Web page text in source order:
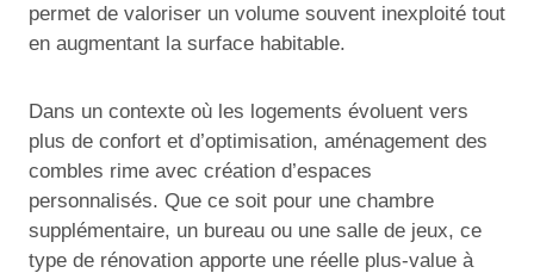
permet de valoriser un volume souvent inexploité tout
en augmentant la surface habitable.
Dans un contexte où les logements évoluent vers
plus de confort et d’optimisation, aménagement des
combles rime avec création d’espaces
personnalisés. Que ce soit pour une chambre
supplémentaire, un bureau ou une salle de jeux, ce
type de rénovation apporte une réelle plus-value à